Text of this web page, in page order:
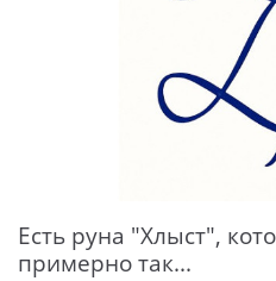
Есть руна "Хлыст",
примерно так...